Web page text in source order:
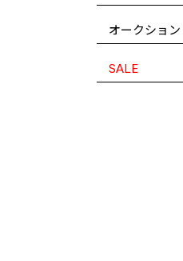
オークション
SALE